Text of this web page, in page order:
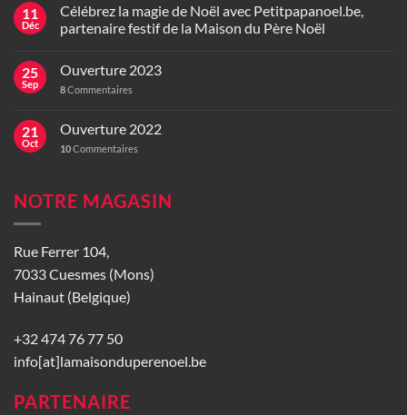
11
Déc
Célébrez la magie de Noël avec Petitpapanoel.be,
partenaire festif de la Maison du Père Noël
25
Sep
Ouverture 2023
8Commentaires
21
Oct
Ouverture 2022
10Commentaires
NOTRE MAGASIN
Rue Ferrer 104,
7033 Cuesmes (Mons)
Hainaut (Belgique)
+32 474 76 77 50
info[at]lamaisonduperenoel.be
PARTENAIRE